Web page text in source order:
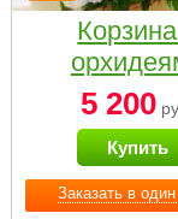
Заказать в
малая
5 200
Купить